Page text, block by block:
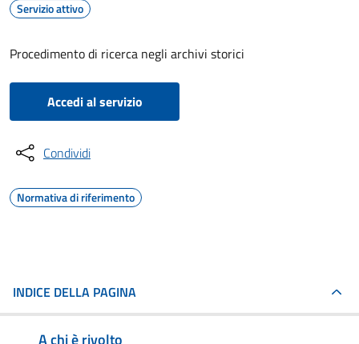
Servizio attivo
Procedimento di ricerca negli archivi storici
Accedi al servizio
Condividi
Normativa di riferimento
INDICE DELLA PAGINA
A chi è rivolto